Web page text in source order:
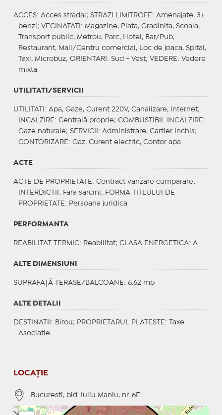
ACCES: Acces stradal; STRAZI LIMITROFE : Amenajate, 3+
benzi; VECINATATI : Magazine, Piata, Gradinita, Scoala,
Transport public, Metrou, Parc, Hotel, Bar/Pub,
Restaurant, Mall/Centru comercial, Loc de joaca, Spital,
Taxi, Microbuz; ORIENTARI : Sud - Vest; VEDERE : Vedere
mixta
UTILITATI/SERVICII
UTILITATI : Apa, Gaze, Curent 220V, Canalizare, Internet;
INCALZIRE : Centrală proprie; COMBUSTIBIL INCALZIRE :
Gaze naturale; SERVICII : Administrare, Cartier Inchis;
CONTORIZARE : Gaz, Curent electric, Contor apa
ACTE
ACTE DE PROPRIETATE : Contract vanzare cumparare;
INTERDICTII : Fara sarcini; FORMA TITLULUI DE
PROPRIETATE : Persoana juridica
PERFORMANTA
REABILITAT TERMIC: Reabilitat; CLASA ENERGETICA: A
ALTE DIMENSIUNI
SUPRAFAȚĂ TERASE/BALCOANE: 6.62 mp
ALTE DETALII
DESTINATII : Birou; PROPRIETARUL PLATESTE : Taxe
Asociatie
LOCAȚIE
Bucuresti, bld. Iuliu Maniu, nr. 6E